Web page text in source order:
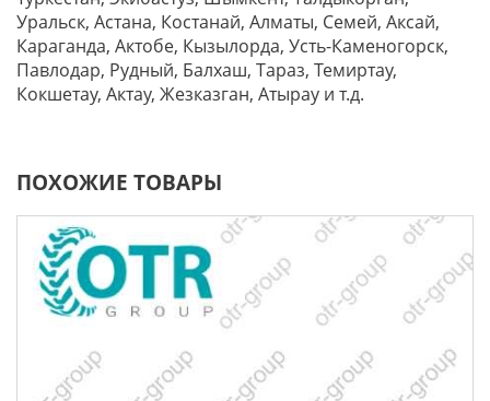
Уральск, Астана, Костанай, Алматы, Семей, Аксай,
Караганда, Актобе, Кызылорда, Усть-Каменогорск,
Павлодар, Рудный, Балхаш, Тараз, Темиртау,
Кокшетау, Актау, Жезказган, Атырау и т.д.
ПОХОЖИЕ ТОВАРЫ